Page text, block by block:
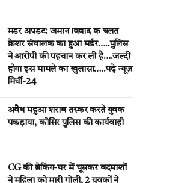
मर्डर अपडेट: जमीन विवाद के चलते
क्रेशर संचालक का हुआ मर्डर…..पुलिस
ने आरोपी की पहचान कर ली है….जल्दी
होगा इस मामले का खुलासा…..पढ़े न्यूज़
मिर्ची-24
अवैध महुआ शराब तस्कर करते युवक
पकड़ाया, कोसिर पुलिस की कार्यवाही
CG की ब्रेकिंग-घर मेें घूसकर बदमाशों
ने महिला को मारी गोली, 2 युवकों ने